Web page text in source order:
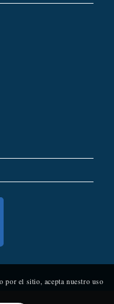
por el sitio, acepta nuestro uso